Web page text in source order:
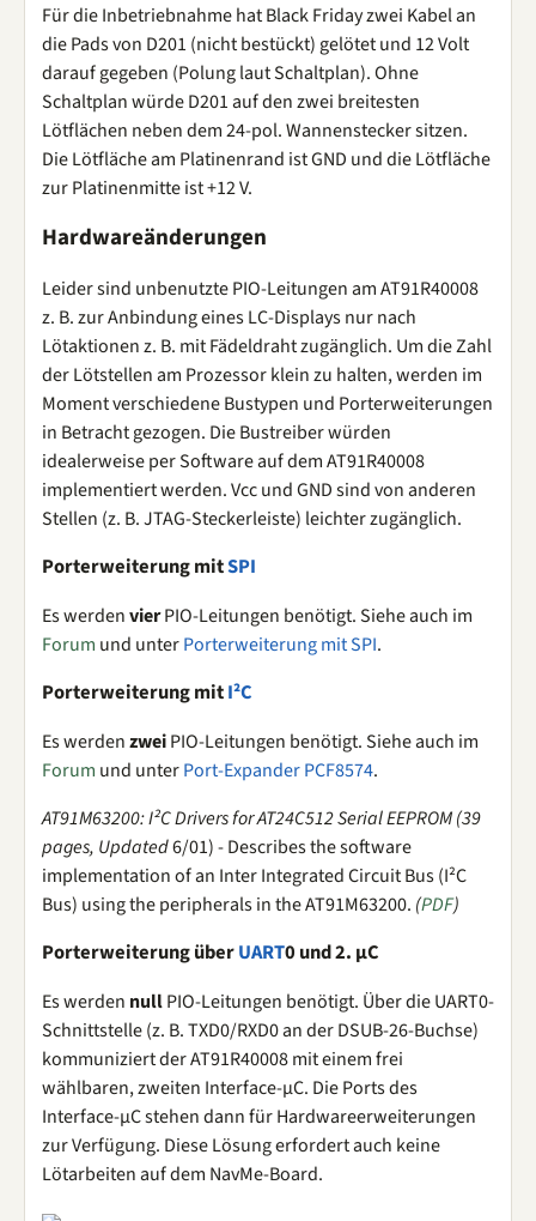
Für die Inbetriebnahme hat Black Friday zwei Kabel an
die Pads von D201 (nicht bestückt) gelötet und 12 Volt
darauf gegeben (Polung laut Schaltplan). Ohne
Schaltplan würde D201 auf den zwei breitesten
Lötflächen neben dem 24-pol. Wannenstecker sitzen.
Die Lötfläche am Platinenrand ist GND und die Lötfläche
zur Platinenmitte ist +12 V.
Hardwareänderungen
Leider sind unbenutzte PIO-Leitungen am AT91R40008
z. B. zur Anbindung eines LC-Displays nur nach
Lötaktionen z. B. mit Fädeldraht zugänglich. Um die Zahl
der Lötstellen am Prozessor klein zu halten, werden im
Moment verschiedene Bustypen und Porterweiterungen
in Betracht gezogen. Die Bustreiber würden
idealerweise per Software auf dem AT91R40008
implementiert werden. Vcc und GND sind von anderen
Stellen (z. B. JTAG-Steckerleiste) leichter zugänglich.
Porterweiterung mitSPI
Es werdenvierPIO-Leitungen benötigt. Siehe auch im
Forum und unterPorterweiterung mit SPI.
Porterweiterung mitI²C
Es werdenzweiPIO-Leitungen benötigt. Siehe auch im
Forum und unterPort-Expander PCF8574.
AT91M63200: I²C Drivers for AT24C512 Serial EEPROM (39
pages, Updated6/01) - Describes the software
implementation of an Inter Integrated Circuit Bus (I²C
Bus) using the peripherals in the AT91M63200. (PDF)
Porterweiterung überUART0 und 2. µC
Es werden nullPIO-Leitungen benötigt. Über die UART0-
Schnittstelle (z. B. TXD0/RXD0 an der DSUB-26-Buchse)
kommuniziert der AT91R40008 mit einem frei
wählbaren, zweiten Interface-µC. Die Ports des
Interface-µC stehen dann für Hardwareerweiterungen
zur Verfügung. Diese Lösung erfordert auch keine
Lötarbeiten auf dem NavMe-Board.